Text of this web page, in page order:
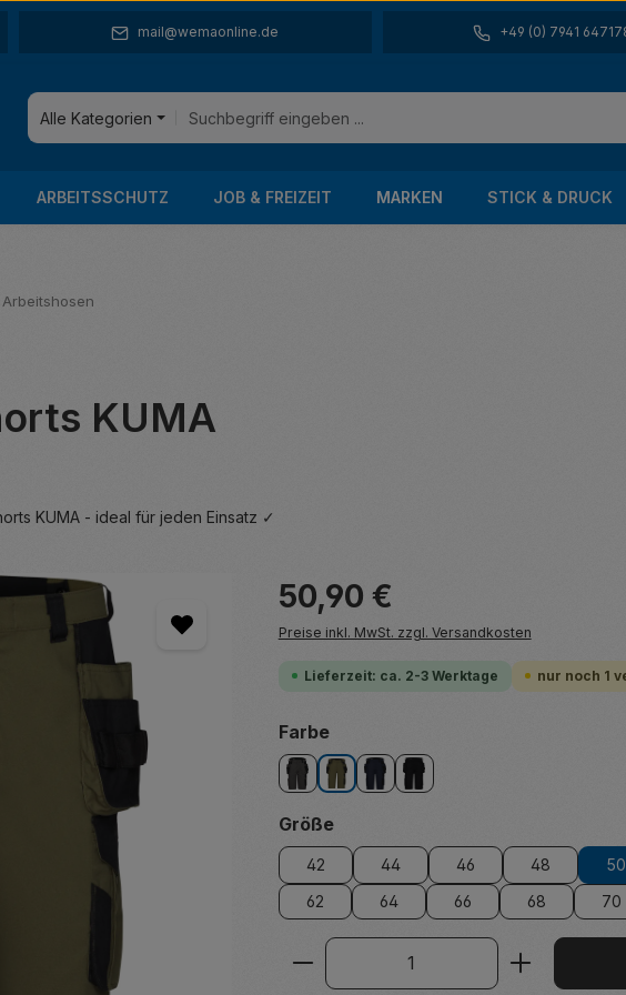
mail@wemaonline.de +49 (0) 7941
Alle Kategorien
ARBEITSSCHUTZ JOB & FREIZEIT MARKEN STICK & DRUCK
Arbeitshosen
KUMA
KUMA - ideal für jeden Einsatz ✓
Regulärer Preis:
50,90 €
Preise inkl. MwSt. zzgl. Versandkosten
Lieferzeit: ca. 2-3 Werktage nur noch 1
Farbeauswählen
anthrazitgrau/schwarz
khakigrün/schwarz
nachtblau/schwarz
schwarz
Größeauswählen
42 44 46 48 50
62
64 66 68 70
Produkt Anzahl: Gib den